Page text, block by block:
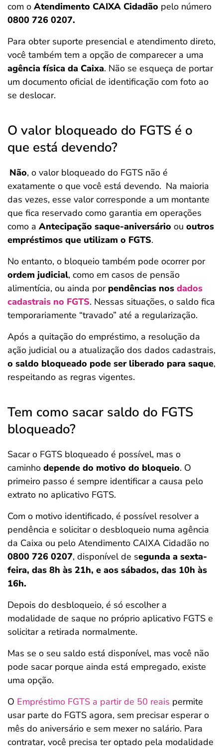
com o Atendimento CAIXA Cidadão pelo número
0800 726 0207.
Para obter suporte presencial e atendimento direto,
você também tem a opção de comparecer a uma
agência física da Caixa. Não se esqueça de portar
um documento oficial de identificação com foto ao
se deslocar.
O valor bloqueado do FGTS é o
que está devendo?
Não, o valor bloqueado do FGTS não é
exatamente o que você está devendo. Na maioria
das vezes, esse valor corresponde a um montante
que fica reservado como garantia em operações
como a Antecipação saque-aniversário ou outros
empréstimos que utilizam o FGTS.
No entanto, o bloqueio também pode ocorrer por
ordem judicial, como em casos de pensão
alimentícia, ou ainda por pendências nos dados
cadastrais no FGTS. Nessas situações, o saldo fica
temporariamente “travado” até a regularização.
Após a quitação do empréstimo, a resolução da
ação judicial ou a atualização dos dados cadastrais,
o saldo bloqueado pode ser liberado para saque,
respeitando as regras vigentes.
Tem como sacar saldo do FGTS
bloqueado?
Sacar o FGTS bloqueado é possível, mas o
caminho depende do motivo do bloqueio. O
primeiro passo é sempre identificar a causa pelo
extrato no aplicativo FGTS.
Com o motivo identificado, é possível resolver a
pendência e solicitar o desbloqueio numa agência
da Caixa ou pelo Atendimento CAIXA Cidadão no
0800 726 0207, disponível de segunda a sexta-
feira, das 8h às 21h, e aos sábados, das 10h às
16h.
Depois do desbloqueio, é só escolher a
modalidade de saque no próprio aplicativo FGTS e
solicitar a retirada normalmente.
Mas se o seu saldo está disponível, mas você não
pode sacar porque ainda está empregado, existe
uma opção.
O Empréstimo FGTS a partir de 50 reais permite
usar parte do FGTS agora, sem precisar esperar o
mês do aniversário e sem mexer no salário. Para
contratar, você precisa ter optado pela modalidade